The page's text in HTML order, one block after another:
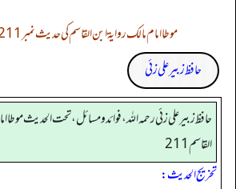
موطا امام مالک روایۃ ابن القاسم کی حدیث نمبر 211 کے فوائد و مسائل
حافظ زبیر علی زئی
حافظ زبير على زئي رحمه الله، فوائد و مسائل، تحت الحديث موطا
القاسم 211
تخریج الحدیث: